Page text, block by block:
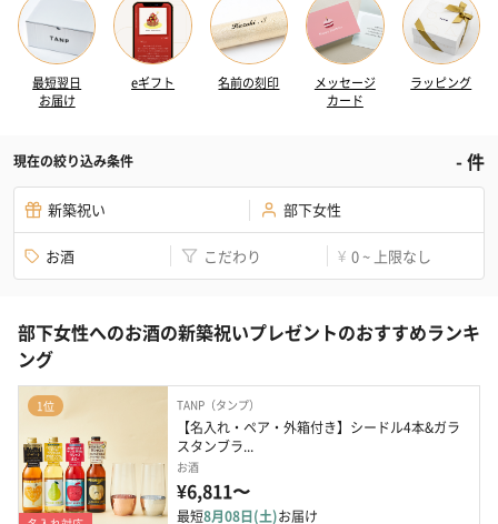
最短翌日
お届け
eギフト 名前の刻印
メッセージ
カード
ラッピング
現在の絞り込み条件 -件
新築祝い 部下女性
お酒 こだわり ¥ 0 ~ 上限なし
部下女性へのお酒の新築祝いプレゼントのおすすめランキ
ング
1位 TANP（タンプ）
【名入れ・ペア・外箱付き】シードル4本&ガラ
スタンブラ...
お酒
¥6,811〜
最短8月08日(土)お届け